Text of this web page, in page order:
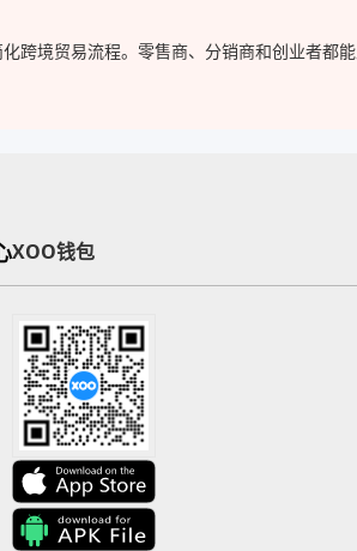
跨境贸易流程。零售商、分销商和创业者都
XOO钱包